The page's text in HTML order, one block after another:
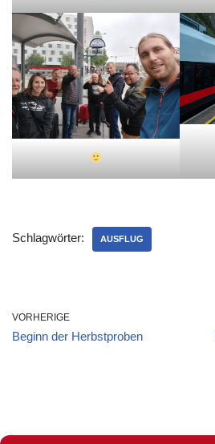
Schlagwörter: AUSFLUG
VORHERIGE
Beginn der Herbstproben